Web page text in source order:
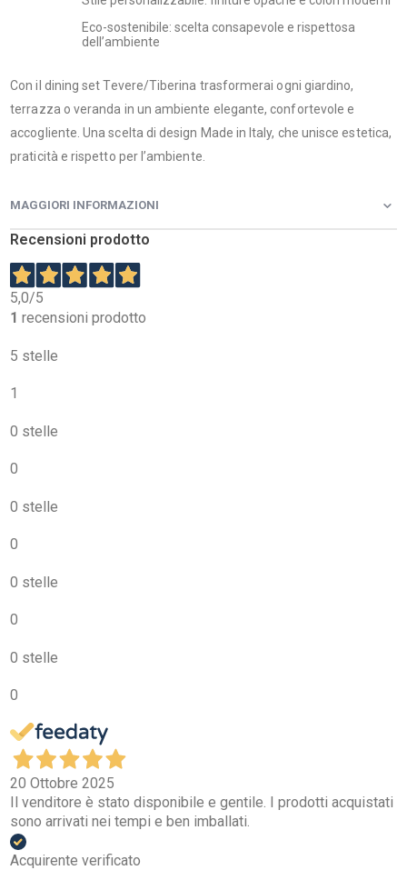
Eco-sostenibile: scelta consapevole e rispettosa
dell’ambiente
Con il dining set Tevere/Tiberina trasformerai ogni giardino,
terrazza o veranda in un ambiente elegante, confortevole e
accogliente. Una scelta di design Made in Italy, che unisce estetica,
praticità e rispetto per l’ambiente.
MAGGIORI INFORMAZIONI
Recensioni prodotto
5,0/5
1 recensioni prodotto
5 stelle
1
0 stelle
0
0 stelle
0
0 stelle
0
0 stelle
0
20 Ottobre 2025
Il venditore è stato disponibile e gentile. I prodotti acquistati
sono arrivati nei tempi e ben imballati.
Acquirente verificato